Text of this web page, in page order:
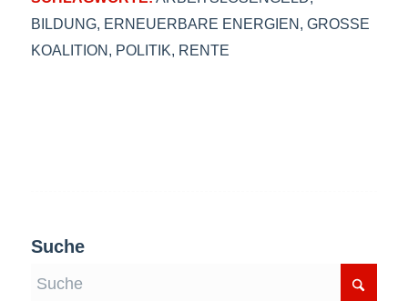
BILDUNG, ERNEUERBARE ENERGIEN , GROSSE K
OALITION
, POLITIK, RENTE
Suche